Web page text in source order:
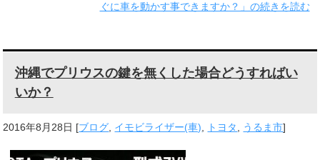
ぐに車を動かす事できますか？」の続きを読む
沖縄でプリウスの鍵を無くした場合どうすればい
いか？
2016年8月28日 [ブログ イモビライザー(車) トヨタ うるま市]